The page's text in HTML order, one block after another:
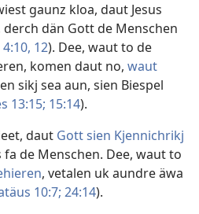
gaunz kloa, daut Jesus
derch dän Gott de Menschen
12). Dee, waut to de
komen daut no, waut
sikj sea aun, sien Biespel
13:15; 15:14).
daut Gott sien Kjennichrikj
de Menschen. Dee, waut to
, vetalen uk aundre äwa
10:7; 24:14).